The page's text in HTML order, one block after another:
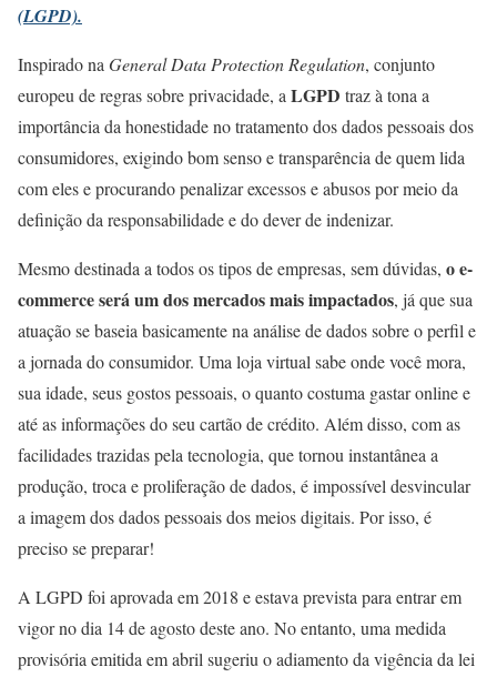
(LGPD).
Inspirado naGeneral Data Protection Regulation, conjunto
europeu de regras sobre privacidade, aLGPD traz à tona a
importância da honestidade no tratamento dos dados pessoais dos
consumidores, exigindo bom senso e transparência de quem lida
com eles e procurando penalizar excessos e abusos por meio da
definição da responsabilidade e do dever de indenizar.
Mesmo destinada a todos os tipos de empresas, sem dúvidas, o e-
commerce será um dos mercados mais impactados, já que sua
atuação se baseia basicamente na análise de dados sobre o perfil e
a jornada do consumidor. Uma loja virtual sabe onde você mora,
sua idade, seus gostos pessoais, o quanto costuma gastar online e
até as informações do seu cartão de crédito. Além disso, com as
facilidades trazidas pela tecnologia, que tornou instantânea a
produção, troca e proliferação de dados, é impossível desvincular
a imagem dos dados pessoais dos meios digitais. Por isso, é
preciso se preparar!
A LGPD foi aprovada em 2018 e estava prevista para entrar em
vigor no dia 14 de agosto deste ano. No entanto, uma medida
provisória emitida em abril sugeriu o adiamento da vigência da lei